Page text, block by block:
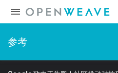
参考